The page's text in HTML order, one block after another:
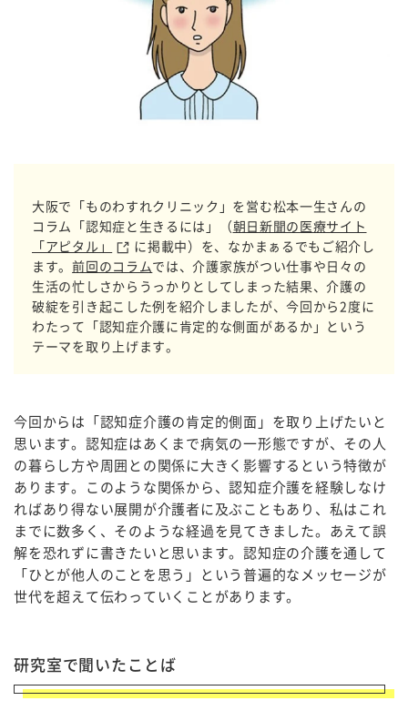
大阪で「ものわすれクリニック」を営む松本一生さんの
コラム「認知症と生きるには」（朝日新聞の医療サイト
「アピタル」
に掲載中）を、なかまぁるでもご紹介し
ます。 前回のコラムでは、介護家族がつい仕事や日々の
生活の忙しさからうっかりとしてしまった結果、介護の
破綻を引き起こした例を紹介しましたが、今回から2度に
わたって「認知症介護に肯定的な側面があるか」という
テーマを取り上げます。
今回からは「認知症介護の肯定的側面」を取り上げたいと
思います。認知症はあくまで病気の一形態ですが、その人
の暮らし方や周囲との関係に大きく影響するという特徴が
あります。このような関係から、認知症介護を経験しなけ
ればあり得ない展開が介護者に及ぶこともあり、私はこれ
までに数多く、そのような経過を見てきました。あえて誤
解を恐れずに書きたいと思います。認知症の介護を通して
「ひとが他人のことを思う」という普遍的なメッセージが
世代を超えて伝わっていくことがあります。
研究室で聞いたことば